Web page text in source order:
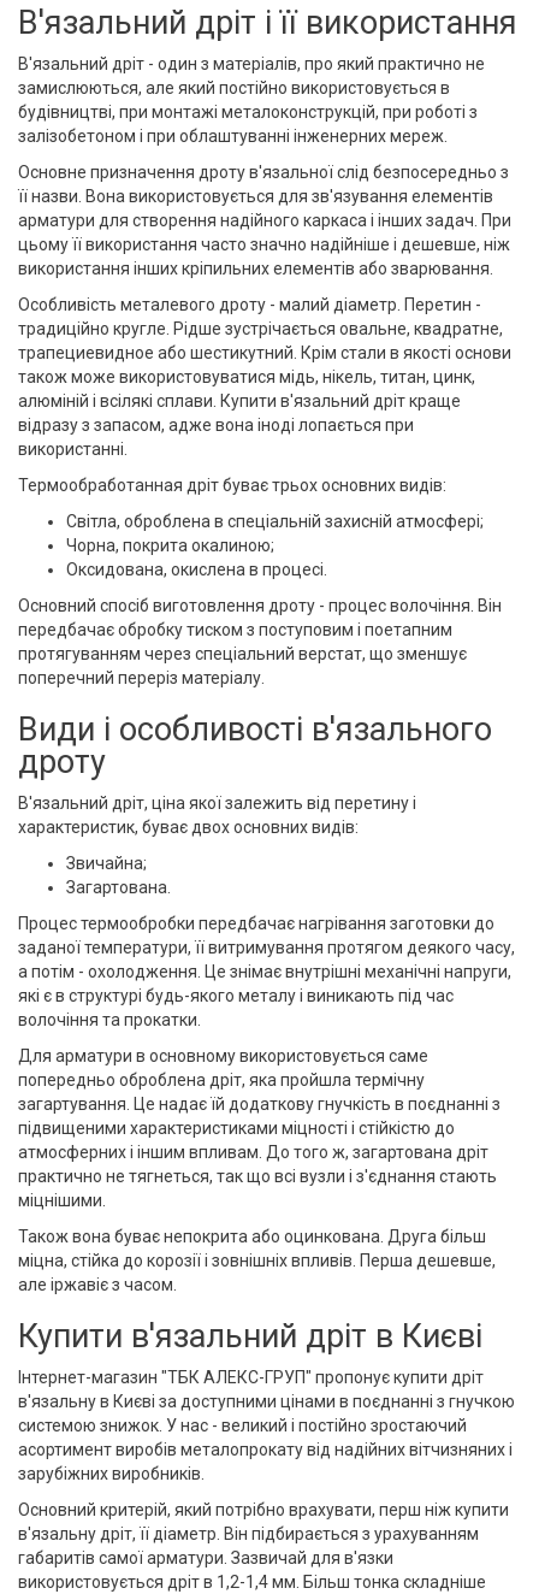
В'язальний дріт і її використання
В'язальний дріт - один з матеріалів, про який практично не
замислюються, але який постійно використовується в
будівництві, при монтажі металоконструкцій, при роботі з
залізобетоном і при облаштуванні інженерних мереж.
Основне призначення дроту в'язальної слід безпосередньо з
її назви. Вона використовується для зв'язування елементів
арматури для створення надійного каркаса і інших задач. При
цьому її використання часто значно надійніше і дешевше, ніж
використання інших кріпильних елементів або зварювання.
Особливість металевого дроту - малий діаметр. Перетин -
традиційно кругле. Рідше зустрічається овальне, квадратне,
трапециевидное або шестикутний. Крім стали в якості основи
також може використовуватися мідь, нікель, титан, цинк,
алюміній і всілякі сплави. Купити в'язальний дріт краще
відразу з запасом, адже вона іноді лопається при
використанні.
Термообработанная дріт буває трьох основних видів:
Світла, оброблена в спеціальній захисній атмосфері;
Чорна, покрита окалиною;
Оксидована, окислена в процесі.
Основний спосіб виготовлення дроту - процес волочіння. Він
передбачає обробку тиском з поступовим і поетапним
протягуванням через спеціальний верстат, що зменшує
поперечний переріз матеріалу.
Види і особливості в'язального
дроту
В'язальний дріт, ціна якої залежить від перетину і
характеристик, буває двох основних видів:
Звичайна;
Загартована.
Процес термообробки передбачає нагрівання заготовки до
заданої температури, її витримування протягом деякого часу,
а потім - охолодження. Це знімає внутрішні механічні напруги,
які є в структурі будь-якого металу і виникають під час
волочіння та прокатки.
Для арматури в основному використовується саме
попередньо оброблена дріт, яка пройшла термічну
загартування. Це надає їй додаткову гнучкість в поєднанні з
підвищеними характеристиками міцності і стійкістю до
атмосферних і іншим впливам. До того ж, загартована дріт
практично не тягнеться, так що всі вузли і з'єднання стають
міцнішими.
Також вона буває непокрита або оцинкована. Друга більш
міцна, стійка до корозії і зовнішніх впливів. Перша дешевше,
але іржавіє з часом.
Купити в'язальний дріт в Києві
Інтернет-магазин "ТБК АЛЕКС-ГРУП" пропонує купити дріт
в'язальну в Києві за доступними цінами в поєднанні з гнучкою
системою знижок. У нас - великий і постійно зростаючий
асортимент виробів металопрокату від надійних вітчизняних і
зарубіжних виробників.
Основний критерій, який потрібно врахувати, перш ніж купити
в'язальну дріт, її діаметр. Він підбирається з урахуванням
габаритів самої арматури. Зазвичай для в'язки
використовується дріт в 1,2-1,4 мм. Більш тонка складніше